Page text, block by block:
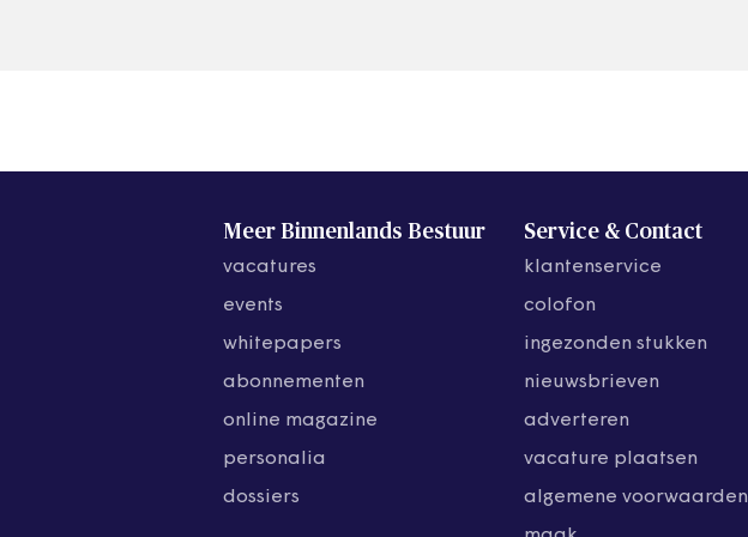
Meer Binnenlands Bestuur
vacatures
events
whitepapers
abonnementen
online magazine
personalia
dossiers
Service & Contact
klantenservice
colofon
ingezonden stukken
nieuwsbrieven
adverteren
vacature plaatsen
algemene voorwaarden